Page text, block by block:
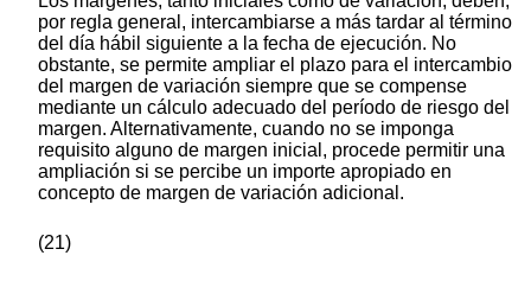
por regla general, intercambiarse a más tardar al término
del día hábil siguiente a la fecha de ejecución. No
obstante, se permite ampliar el plazo para el intercambio
del margen de variación siempre que se compense
mediante un cálculo adecuado del período de riesgo del
margen. Alternativamente, cuando no se imponga
requisito alguno de margen inicial, procede permitir una
ampliación si se percibe un importe apropiado en
concepto de margen de variación adicional.
(21)